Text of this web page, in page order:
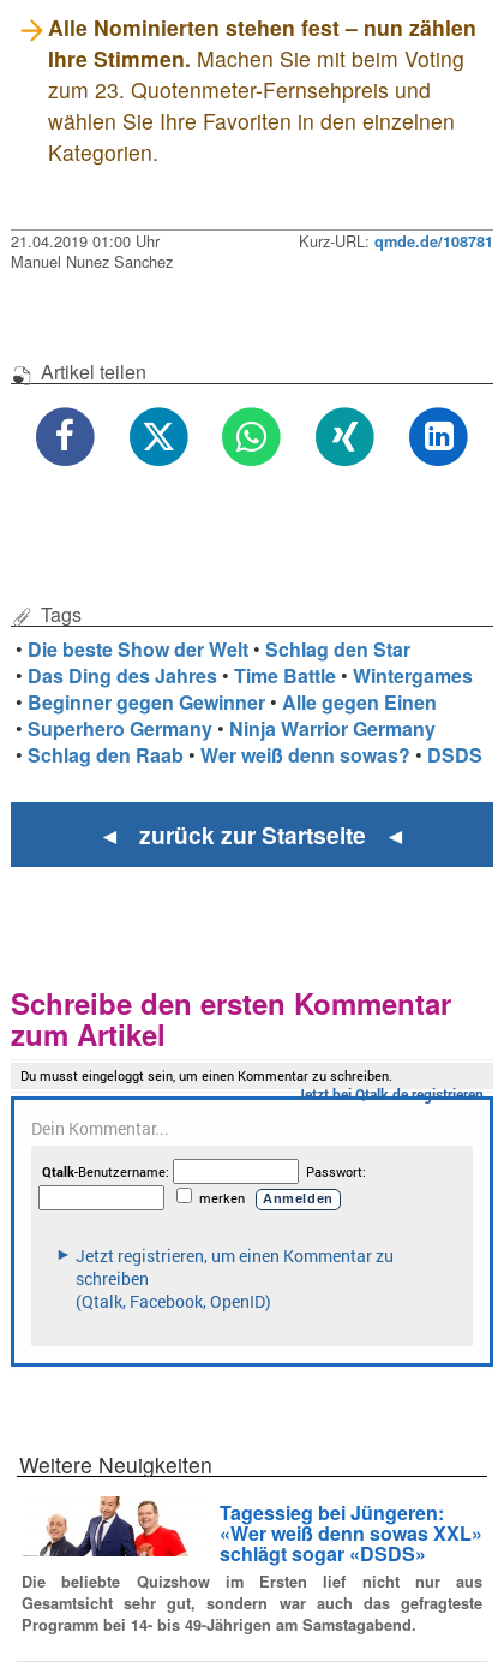
Alle Nominierten stehen fest – nun zählen
Ihre Stimmen. Machen Sie mit beim Voting
zum 23. Quotenmeter-Fernsehpreis und
wählen Sie Ihre Favoriten in den einzelnen
Kategorien.
21.04.2019 01:00 Uhr Kurz-URL: qmde.de/108781
Manuel Nunez Sanchez
Artikel teilen
Tags
• Die beste Show der Welt •Schlag den Star
• Das Ding des Jahres •Time Battle •Wintergames
• Beginner gegen Gewinner •Alle gegen Einen
•Superhero Germany • Ninja Warrior Germany
•Schlag den Raab •Wer weiß denn sowas? • DSDS
◄ zurück zur Startseite ◄
Schreibe den ersten Kommentar
zum Artikel
Weitere Neuigkeiten
Tagessieg bei Jüngeren:
«Wer weiß denn sowas XXL»
schlägt sogar «DSDS»
Die beliebte Quizshow im Ersten lief nicht nur aus
Gesamtsicht sehr gut, sondern war auch das gefragteste
Programm bei 14- bis 49-Jährigen am Samstagabend.